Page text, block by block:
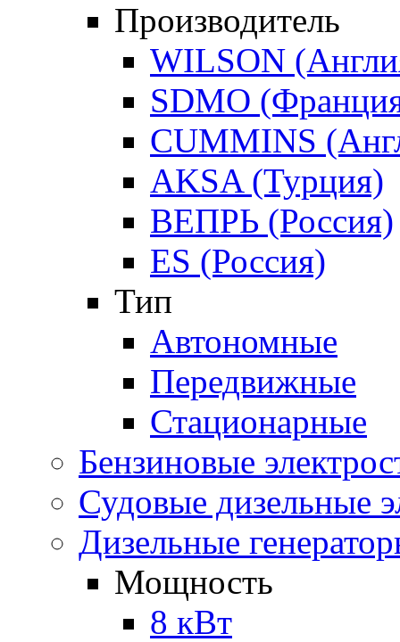
Производитель
WILSON
SDMO
CUMMINS
AKSA (Турция)
ВЕПРЬ (Россия)
ES (Россия)
Тип
Автономные
Передвижные
Стационарные
Бензиновые
Судовые дизельные
Дизельные
Мощность
8 кВт